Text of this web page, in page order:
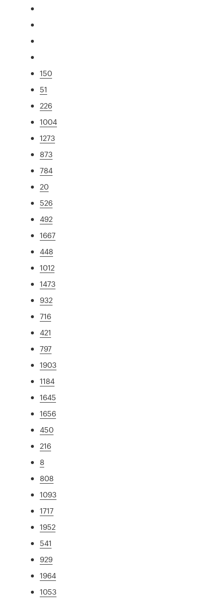
150
51
226
1004
1273
873
784
20
526
492
1667
448
1012
1473
932
716
421
797
1903
1184
1645
1656
450
216
8
808
1093
1717
1952
541
929
1964
1053